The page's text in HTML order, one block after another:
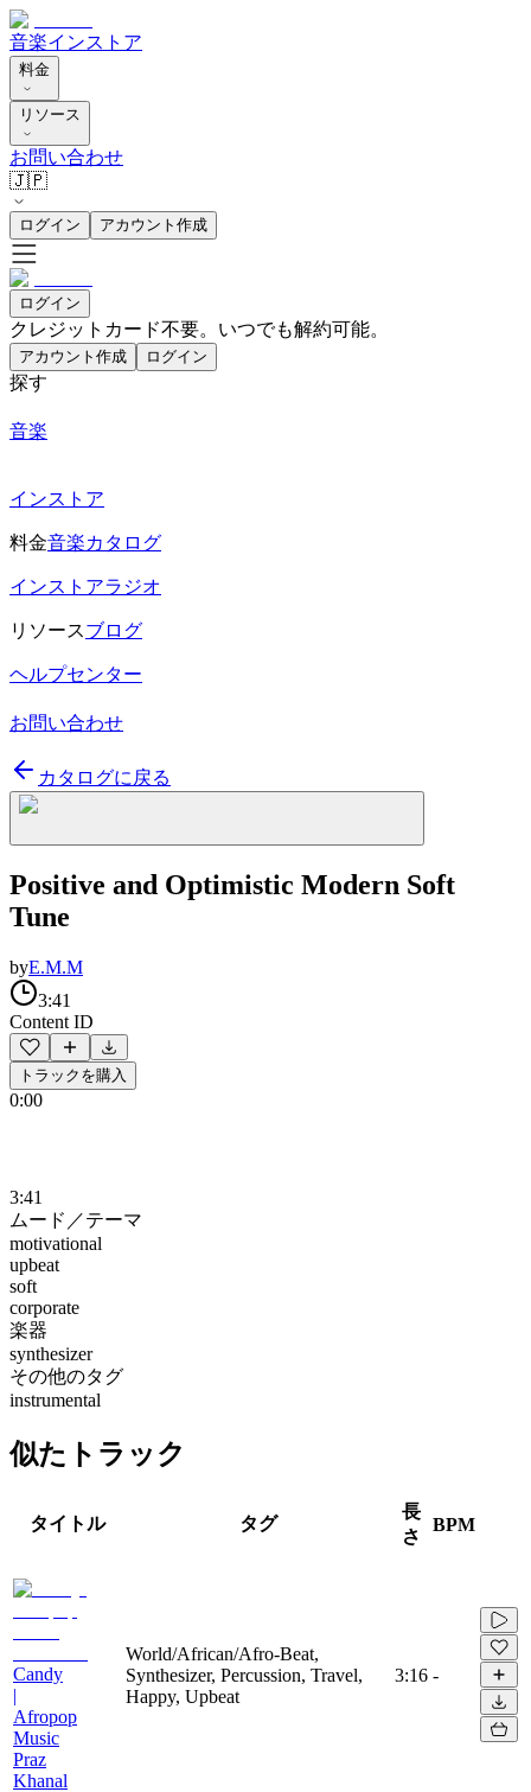
音楽インストア
料金
リソース
お問い合わせ
🇯🇵
ログイン アカウント作成
ログイン
クレジットカード不要。いつでも解約可能。
アカウント作成 ログイン
探す
音楽
インストア
料金音楽カタログ
インストアラジオ
リソースブログ
ヘルプセンター
お問い合わせ
カタログに戻る
Positive and Optimistic Modern Soft
Tune
byE.M.M
3:41
Content ID
トラックを購入
0:00
3:41
ムード／テーマ
motivational
upbeat
soft
corporate
楽器
synthesizer
その他のタグ
instrumental
似たトラック
タイトル タグ
長
さ
BPM
Candy
|
Afropop
Music
Praz
Khanal
World/African/Afro-Beat,
Synthesizer, Percussion, Travel,
Happy, Upbeat
3:16 -